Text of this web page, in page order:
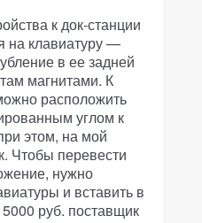
к док-станции
на клавиатуру —
в еезадней
магнитами. К
расположить
углом к
этом, на мой
Чтобы перевести
нужно
и вставить в
руб. поставщик